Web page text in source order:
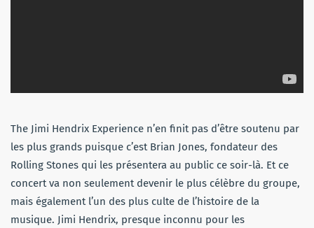
The Jimi Hendrix Experience n’en finit pas d’être soutenu par
les plus grands puisque c’est Brian Jones, fondateur des
Rolling Stones qui les présentera au public ce soir-là. Et ce
concert va non seulement devenir le plus célèbre du groupe,
mais également l’un des plus culte de l’histoire de la
musique. Jimi Hendrix, presque inconnu pour les